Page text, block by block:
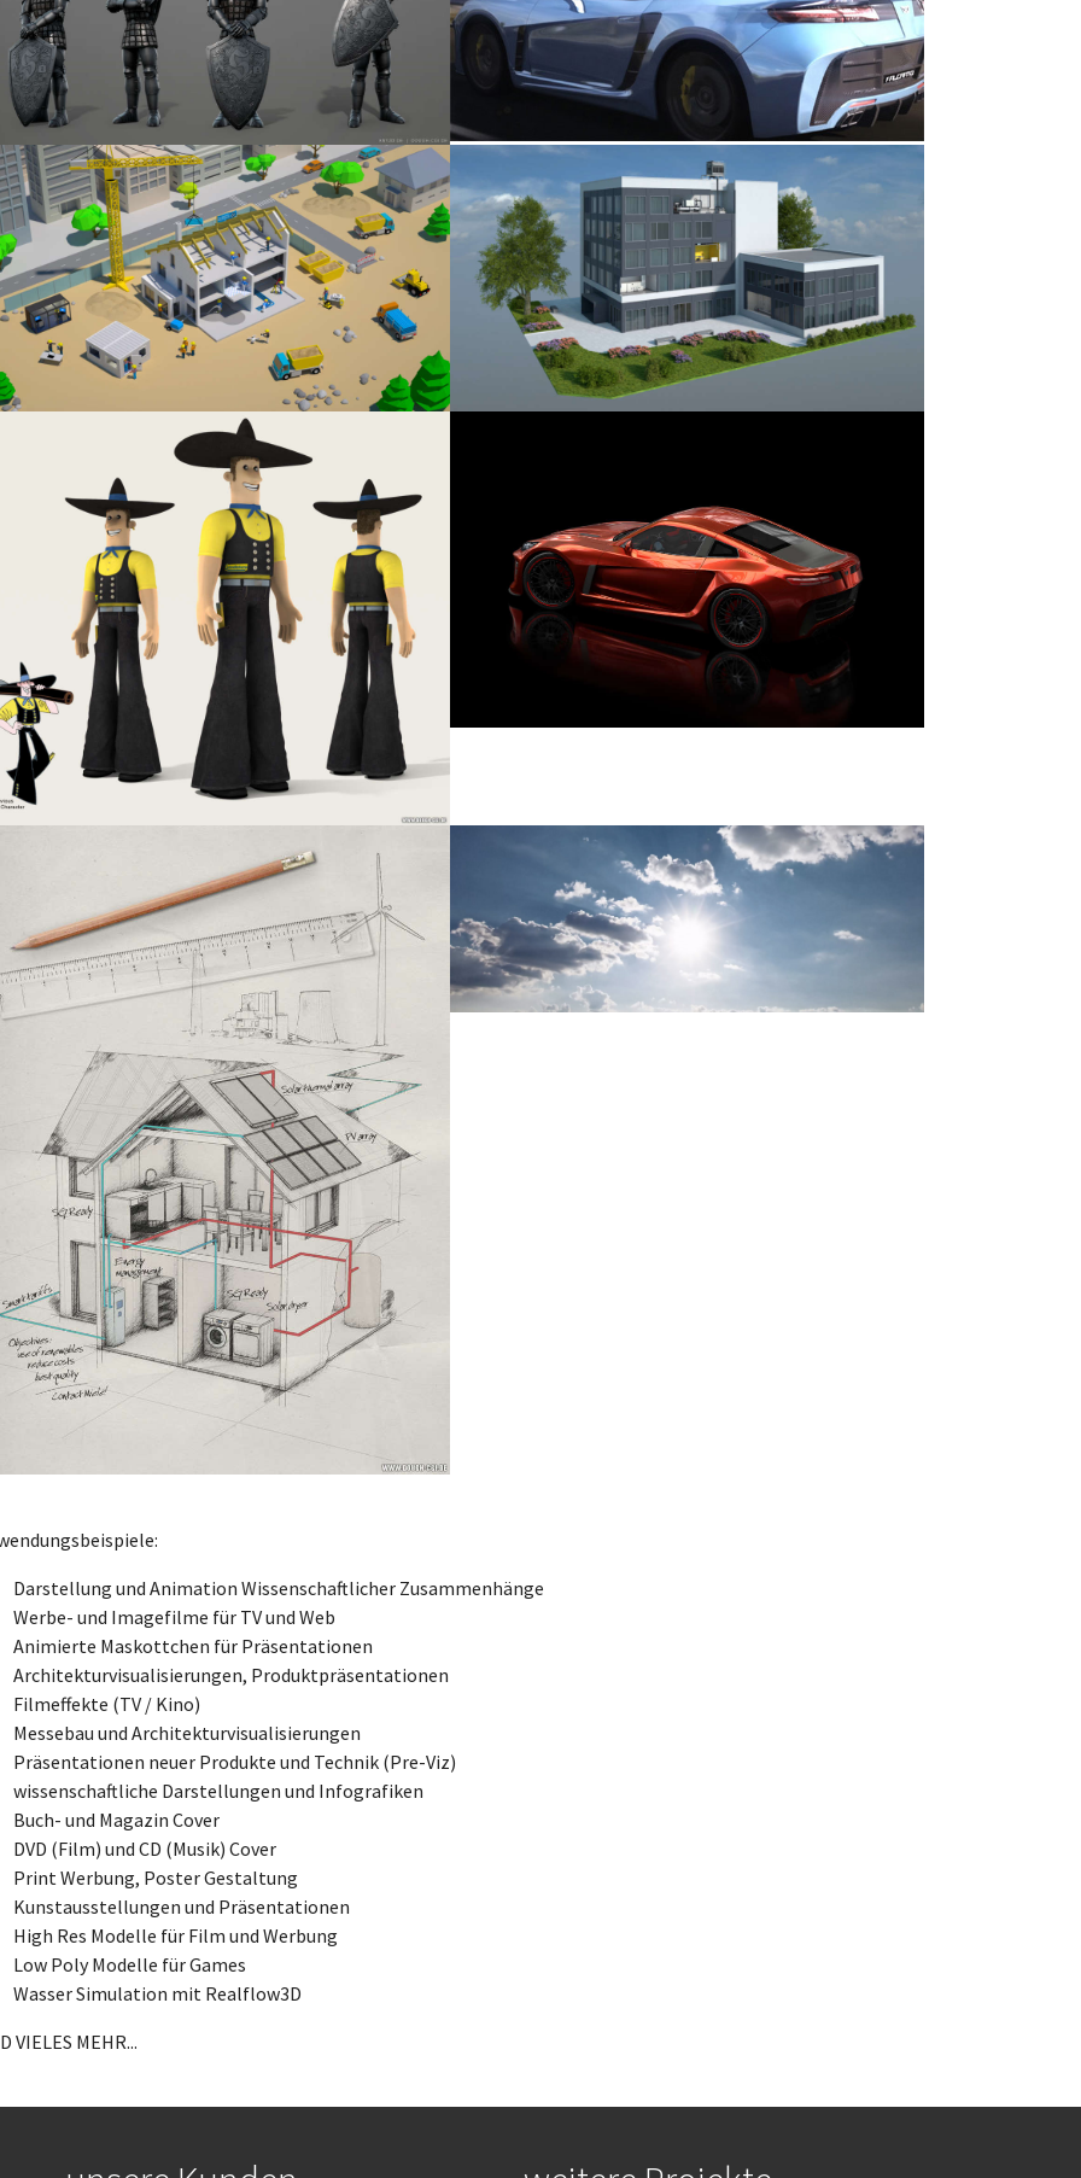
larger version Show larger version
Show larger version
Darstellung und Animation Wissenschaftlicher Zusammenhänge
Werbe- und Imagefilme für TV und Web
Animierte Maskottchen für Präsentationen
Architekturvisualisierungen, Produktpräsentationen
Filmeffekte (TV / Kino)
Messebau und Architekturvisualisierungen
Präsentationen neuer Produkte und Technik (Pre-Viz)
wissenschaftliche Darstellungen und Infografiken
Buch- und Magazin Cover
DVD (Film) und CD (Musik) Cover
Print Werbung, Poster Gestaltung
Kunstausstellungen und Präsentationen
High Res Modelle für Film und Werbung
Low Poly Modelle für Games
Wasser Simulation mit Realflow3D
VIELES MEHR...